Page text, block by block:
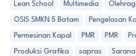
Lean School Multimedia
OSIS SMKN 5 Batam Pengelasan
Permesinan Kapal PMR PMR
Produksi Grafika sapras